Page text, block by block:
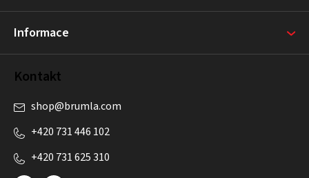
í
Informace
Kontakt
shop@brumla.com
+420 731 446 102
+420 731 625 310